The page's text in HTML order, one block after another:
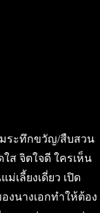
ระทึกขวัญ/สืบสวน
ส จิตใจดี ใครเห็น
เลี้ยงเดี่ยว เปิด
งนางเอกทำให้ต้อง